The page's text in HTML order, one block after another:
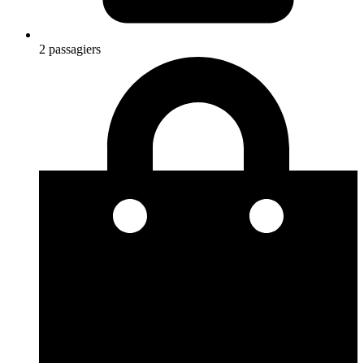
2 passagiers